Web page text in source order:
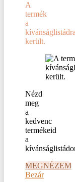
A
termék
a
kívánságlistádra
került.
Nézd
meg
a
kedvenc
termékeid
a
MEGNÉZEM
Bezár